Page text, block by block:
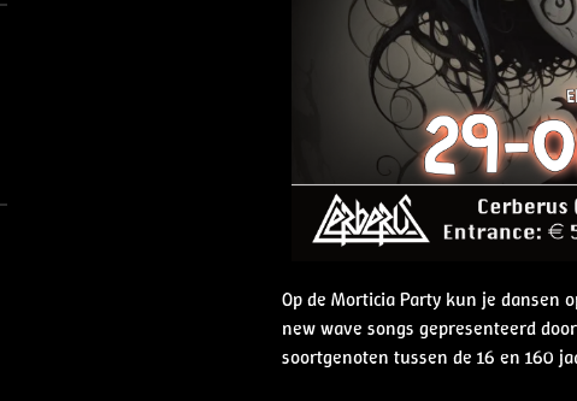
Op de Morticia Party kun je dansen
new wave songs gepresenteerd
soortgenoten tussen de 16 en 160